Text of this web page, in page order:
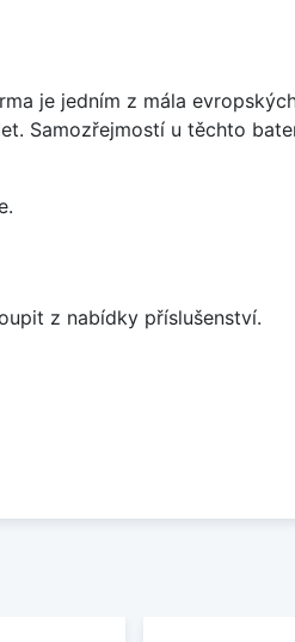
je jedním z mála
Samozřejmostí u těchto
z nabídky příslušenství.